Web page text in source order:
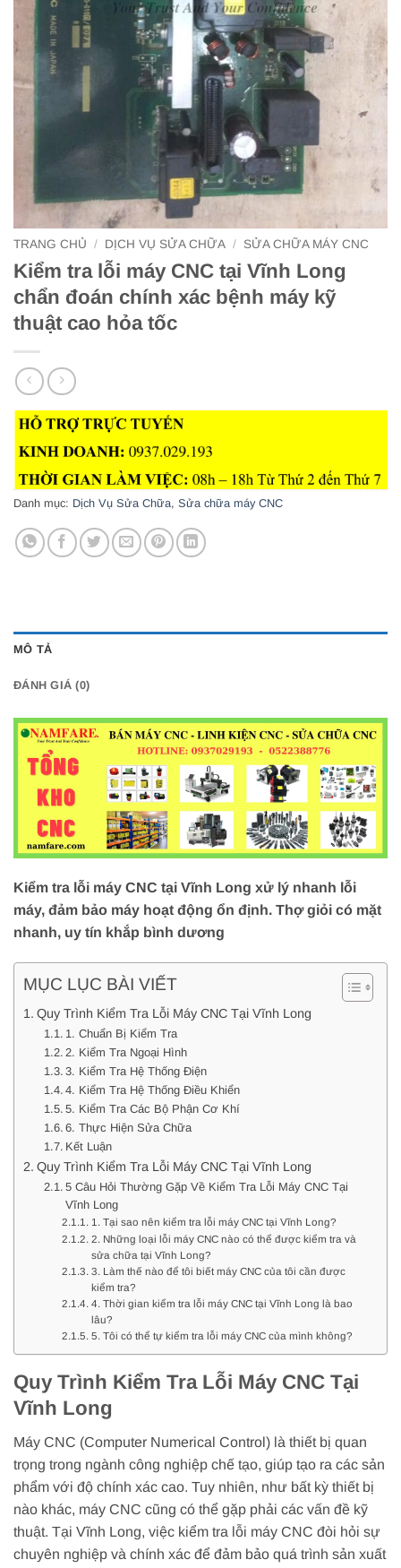
TRANG CHỦ / DỊCH VỤ SỬA CHỮA / SỬA CHỮA MÁY CNC
Kiểm tra lỗi máy CNC tại Vĩnh Long
chẩn đoán chính xác bệnh máy kỹ
thuật cao hỏa tốc
Danh mục: Dịch Vụ Sửa Chữa, Sửa chữa máy CNC
MÔ TẢ
ĐÁNH GIÁ (0)
Kiểm tra lỗi máy CNC tại Vĩnh Long xử lý nhanh lỗi
máy, đảm bảo máy hoạt động ổn định. Thợ giỏi có mặt
nhanh, uy tín khắp bình dương
MỤC LỤC BÀI VIẾT
Quy Trình Kiểm Tra Lỗi Máy CNC Tại Vĩnh Long
1. Chuẩn Bị Kiểm Tra
2. Kiểm Tra Ngoại Hình
3. Kiểm Tra Hệ Thống Điện
4. Kiểm Tra Hệ Thống Điều Khiển
5. Kiểm Tra Các Bộ Phận Cơ Khí
6. Thực Hiện Sửa Chữa
Kết Luận
Quy Trình Kiểm Tra Lỗi Máy CNC Tại Vĩnh Long
5 Câu Hỏi Thường Gặp Về Kiểm Tra Lỗi Máy CNC Tại
Vĩnh Long
1. Tại sao nên kiểm tra lỗi máy CNC tại Vĩnh Long?
2. Những loại lỗi máy CNC nào có thể được kiểm tra và
sửa chữa tại Vĩnh Long?
3. Làm thế nào để tôi biết máy CNC của tôi cần được
kiểm tra?
4. Thời gian kiểm tra lỗi máy CNC tại Vĩnh Long là bao
lâu?
5. Tôi có thể tự kiểm tra lỗi máy CNC của mình không?
Quy Trình Kiểm Tra Lỗi Máy CNC Tại
Vĩnh Long
Máy CNC (Computer Numerical Control) là thiết bị quan
trọng trong ngành công nghiệp chế tạo, giúp tạo ra các sản
phẩm với độ chính xác cao. Tuy nhiên, như bất kỳ thiết bị
nào khác, máy CNC cũng có thể gặp phải các vấn đề kỹ
thuật. Tại Vĩnh Long, việc kiểm tra lỗi máy CNC đòi hỏi sự
chuyên nghiệp và chính xác để đảm bảo quá trình sản xuất